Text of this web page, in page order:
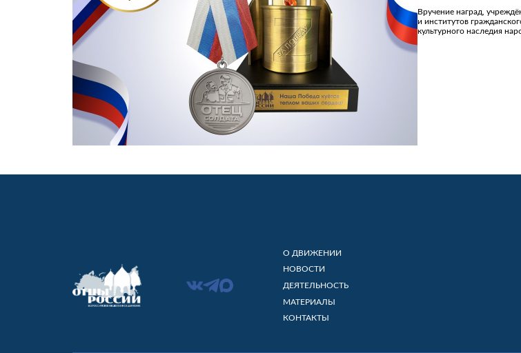
Вручение наград,
и институтов
культурного наследия
О ДВИЖЕНИИ
НОВОСТИ
ДЕЯТЕЛЬНОСТЬ
МАТЕРИАЛЫ
КОНТАКТЫ